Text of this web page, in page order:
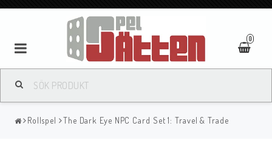
0
Rollspel The Dark Eye NPC Card Set 1: Travel & Trade